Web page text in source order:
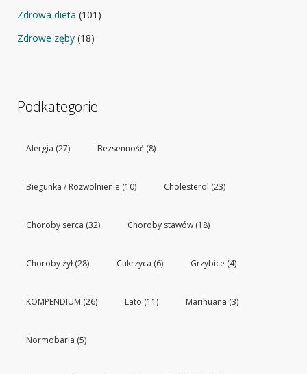
Zdrowa dieta (101)
Zdrowe zęby (18)
Podkategorie
Alergia (27) Bezsenność (8)
Biegunka / Rozwolnienie (10) Cholesterol (23)
Choroby serca (32) Choroby stawów (18)
Choroby żył (28) Cukrzyca (6) Grzybice (4)
KOMPENDIUM (26) Lato (11) Marihuana (3)
Normobaria (5)